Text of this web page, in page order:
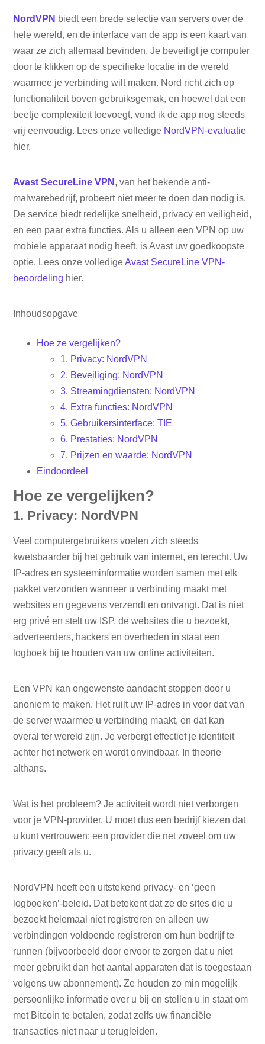
NordVPN biedt een brede selectie van servers over de
hele wereld, en de interface van de app is een kaart van
waar ze zich allemaal bevinden. Je beveiligt je computer
door te klikken op de specifieke locatie in de wereld
waarmee je verbinding wilt maken. Nord richt zich op
functionaliteit boven gebruiksgemak, en hoewel dat een
beetje complexiteit toevoegt, vond ik de app nog steeds
vrij eenvoudig. Lees onze volledige NordVPN-evaluatie
hier.
Avast SecureLine VPN , van het bekende anti-
malwarebedrijf, probeert niet meer te doen dan nodig is.
De service biedt redelijke snelheid, privacy en veiligheid,
en een paar extra functies. Als u alleen een VPN op uw
mobiele apparaat nodig heeft, is Avast uw goedkoopste
optie. Lees onze volledigeAvast SecureLine VPN-
beoordeling hier.
Inhoudsopgave
Hoe ze vergelijken?
1. Privacy: NordVPN
2. Beveiliging: NordVPN
3. Streamingdiensten: NordVPN
4. Extra functies: NordVPN
5. Gebruikersinterface: TIE
6. Prestaties: NordVPN
7. Prijzen en waarde: NordVPN
Eindoordeel
Hoe ze vergelijken?
1. Privacy: NordVPN
Veel computergebruikers voelen zich steeds
kwetsbaarder bij het gebruik van internet, en terecht. Uw
IP-adres en systeeminformatie worden samen met elk
pakket verzonden wanneer u verbinding maakt met
websites en gegevens verzendt en ontvangt. Dat is niet
erg privé en stelt uw ISP, de websites die u bezoekt,
adverteerders, hackers en overheden in staat een
logboek bij te houden van uw online activiteiten.
Een VPN kan ongewenste aandacht stoppen door u
anoniem te maken. Het ruilt uw IP-adres in voor dat van
de server waarmee u verbinding maakt, en dat kan
overal ter wereld zijn. Je verbergt effectief je identiteit
achter het netwerk en wordt onvindbaar. In theorie
althans.
Wat is het probleem? Je activiteit wordt niet verborgen
voor je VPN-provider. U moet dus een bedrijf kiezen dat
u kunt vertrouwen: een provider die net zoveel om uw
privacy geeft als u.
NordVPN heeft een uitstekend privacy- en ‘geen
logboeken’-beleid. Dat betekent dat ze de sites die u
bezoekt helemaal niet registreren en alleen uw
verbindingen voldoende registreren om hun bedrijf te
runnen (bijvoorbeeld door ervoor te zorgen dat u niet
meer gebruikt dan het aantal apparaten dat is toegestaan
​​volgens uw abonnement). Ze houden zo min mogelijk
persoonlijke informatie over u bij en stellen u in staat om
met Bitcoin te betalen, zodat zelfs uw financiële
transacties niet naar u terugleiden.